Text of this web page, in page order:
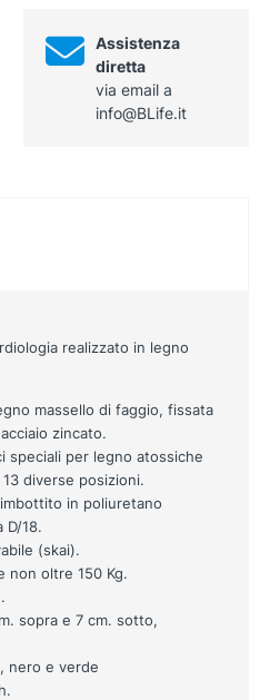
Assistenza
diretta
via email a
info@BLife.it
realizzato in legno
massello di faggio, fissata
zincato.
speciali per legno atossiche
diverse posizioni.
in poliuretano
D/18.
(skai).
non oltre 150 Kg.
sopra e 7 cm. sotto,
nero e verde